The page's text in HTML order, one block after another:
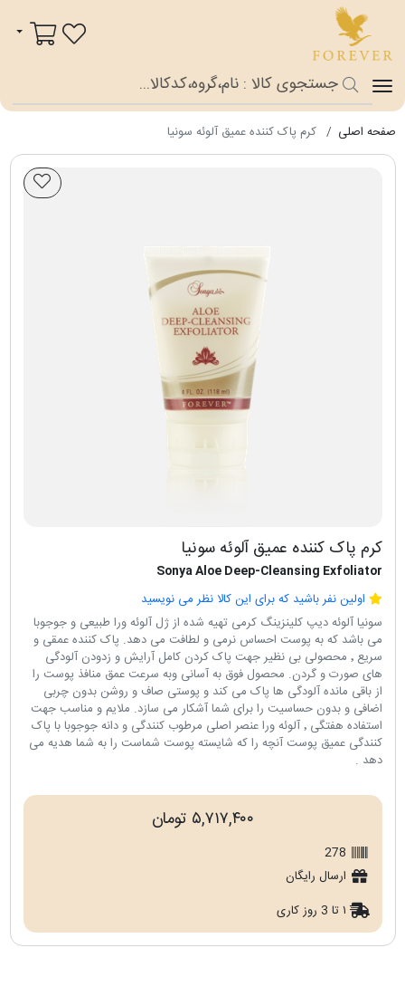
سبد خرید
صفحه اصلی کرم پاک کننده عمیق آلوئه سونیا
کرم پاک کننده عمیق آلوئه سونیا
Sonya Aloe Deep-Cleansing Exfoliator
اولین نفر باشید که برای این کالا نظر می نویسید
سونیا آلوئه دیپ کلینزینگ کرمی تهیه شده از ژل آلوئه ورا طبیعی و جوجوبا
می باشد که به پوست احساس نرمی و لطافت می دهد. پاک کننده عمقی و
سریع ٬ محصولی بی نظیر جهت پاک کردن کامل آرایش و زدودن آلودگی
های صورت و گردن. محصول فوق به آسانی وبه سرعت عمق منافذ پوست را
از باقی مانده آلودگی ها پاک می کند و پوستی صاف و روشن بدون چربی
اضافی و بدون حساسیت را برای شما آشکار می سازد. ملایم و مناسب جهت
استفاده هفتگی ٬ آلوئه ورا عنصر اصلی مرطوب کنندگی و دانه جوجوبا با پاک
کنندگی عمیق پوست آنچه را که شایسته پوست شماست را به شما هدیه می
دهد .
۵,۷۱۷,۴۰۰ تومان
278
ارسال رایگان
۱ تا 3 روز کاری